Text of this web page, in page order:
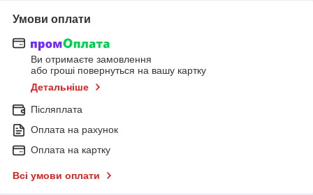
Умови оплати
Ви отримаєте замовлення
або гроші повернуться на вашу картку
Детальніше
Післяплата
Оплата на рахунок
Оплата на картку
Всі умови оплати